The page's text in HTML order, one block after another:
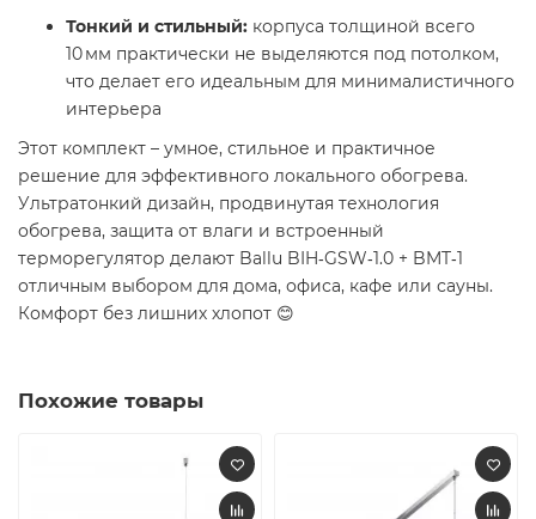
Тонкий и стильный: корпуса толщиной всего
10 мм практически не выделяются под потолком,
что делает его идеальным для минималистичного
интерьера
Этот комплект – умное, стильное и практичное
решение для эффективного локального обогрева.
Ультратонкий дизайн, продвинутая технология
обогрева, защита от влаги и встроенный
терморегулятор делают Ballu BIH‑GSW‑1.0 + BMT‑1
отличным выбором для дома, офиса, кафе или сауны.
Комфорт без лишних хлопот 😊
Похожие товары